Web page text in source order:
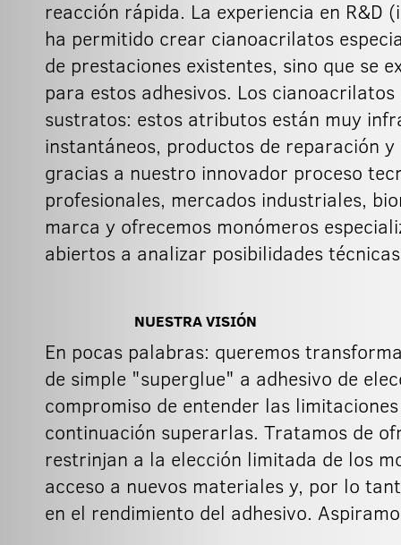
reacción rápida. La experiencia en
ha permitido crear cianoacrilatos
de prestaciones existentes, sino que se
para estos adhesivos. Los
sustratos: estos atributos están muy
instantáneos, productos de reparación
gracias a nuestro innovador proceso
profesionales, mercados industriales,
marca y ofrecemos monómeros
abiertos a analizar posibilidades
NUESTRA VISIÓN
En pocas palabras: queremos
de simple "superglue" a adhesivo de
compromiso de entender las
continuación superarlas. Tratamos de
restrinjan a la elección limitada de los
acceso a nuevos materiales y, por lo
en el rendimiento del adhesivo.